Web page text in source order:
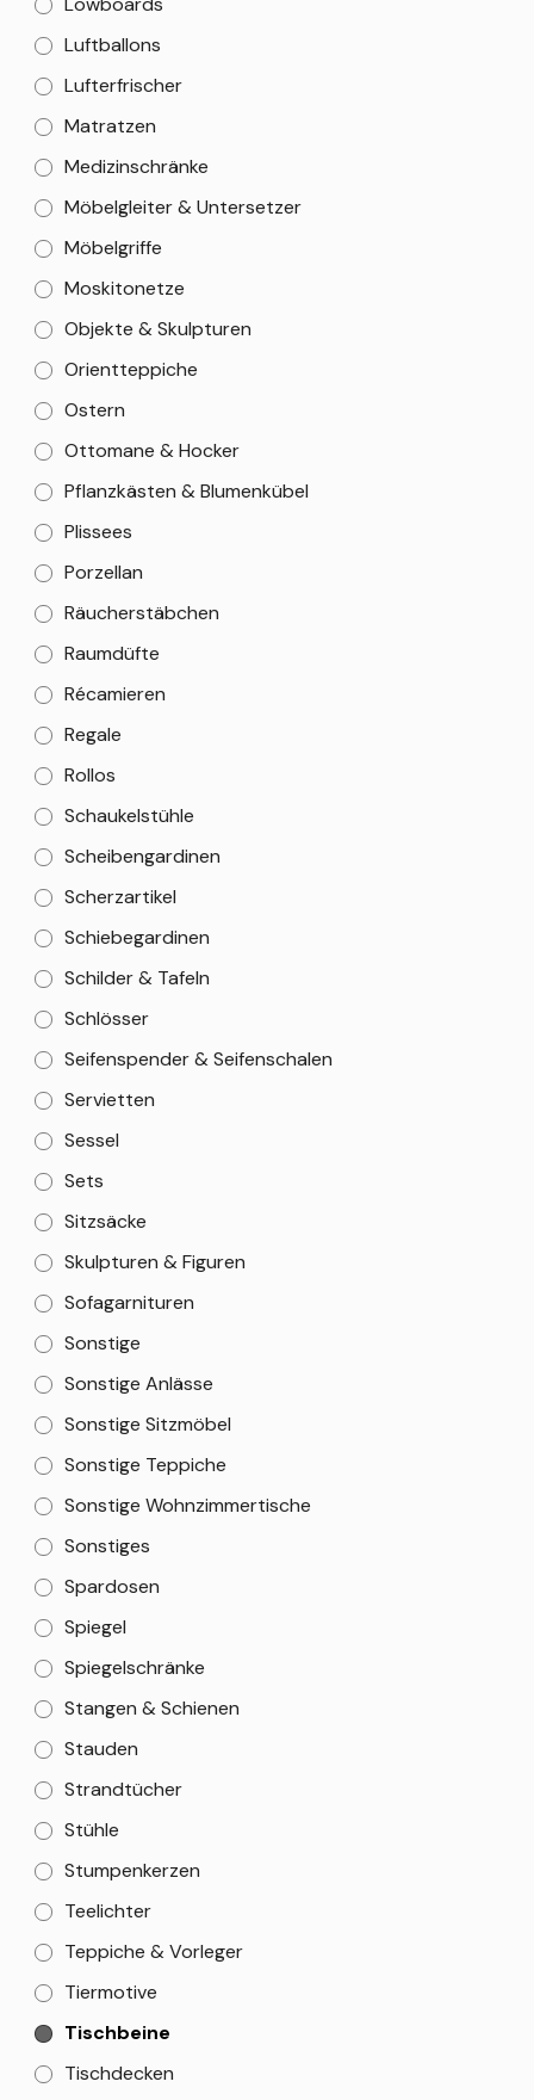
Luftballons
Lufterfrischer
Matratzen
Medizinschränke
Möbelgleiter & Untersetzer
Möbelgriffe
Moskitonetze
Objekte & Skulpturen
Orientteppiche
Ostern
Ottomane & Hocker
Pflanzkästen & Blumenkübel
Plissees
Porzellan
Räucherstäbchen
Raumdüfte
Récamieren
Regale
Rollos
Schaukelstühle
Scheibengardinen
Scherzartikel
Schiebegardinen
Schilder & Tafeln
Schlösser
Seifenspender & Seifenschalen
Servietten
Sessel
Sets
Sitzsäcke
Skulpturen & Figuren
Sofagarnituren
Sonstige
Sonstige Anlässe
Sonstige Sitzmöbel
Sonstige Teppiche
Sonstige Wohnzimmertische
Sonstiges
Spardosen
Spiegel
Spiegelschränke
Stangen & Schienen
Stauden
Strandtücher
Stühle
Stumpenkerzen
Teelichter
Teppiche & Vorleger
Tiermotive
Tischbeine
Tischdecken